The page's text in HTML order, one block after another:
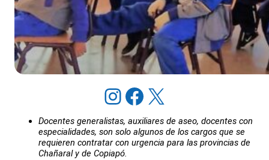
Instagram Facebook X
Docentes generalistas, auxiliares de aseo, docentes con
especialidades, son solo algunos de los cargos que se
requieren contratar con urgencia para las provincias de
Chañaral y de Copiapó.